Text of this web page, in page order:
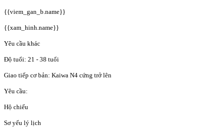
{{viem_gan_b.name}}
{{xam_hinh.name}}
Yêu cầu khác
Độ tuổi: 21 - 38 tuổi
Giao tiếp cơ bản: Kaiwa N4 cứng trở lên
Yêu cầu:
Hộ chiếu
Sơ yếu lý lịch